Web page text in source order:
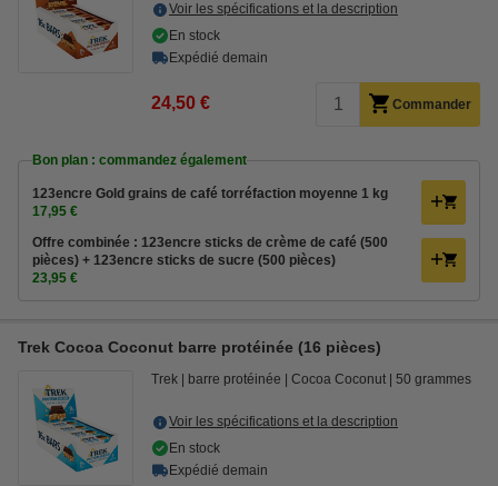
Voir les spécifications et la description
En stock
Expédié demain
24,50 € Commander
Bon plan : commandez également
123encre Gold grains de café torréfaction moyenne 1 kg
17,95 €
Offre combinée : 123encre sticks de crème de café (500
pièces) + 123encre sticks de sucre (500 pièces)
23,95 €
Trek Cocoa Coconut barre protéinée (16 pièces)
Trek barre protéinée Cocoa Coconut 50 grammes
Voir les spécifications et la description
En stock
Expédié demain